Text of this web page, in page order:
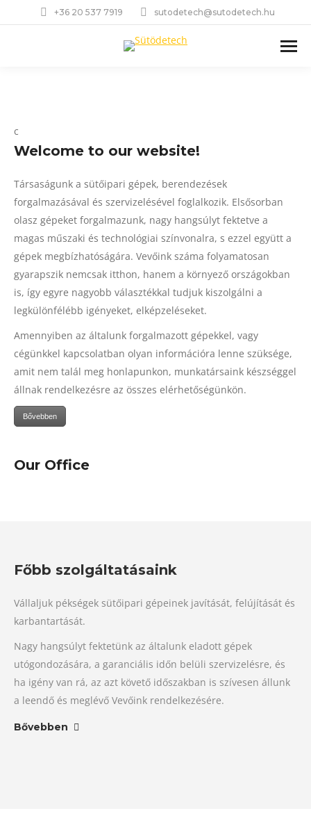
+36 20 537 7919 sutodetech@sutodetech.hu
c
Welcome to our website!
Társaságunk a sütőipari gépek, berendezések
forgalmazásával és szervizelésével foglalkozik. Elsősorban
olasz gépeket forgalmazunk, nagy hangsúlyt fektetve a
magas műszaki és technológiai színvonalra, s ezzel együtt a
gépek megbízhatóságára. Vevőink száma folyamatosan
gyarapszik nemcsak itthon, hanem a környező országokban
is, így egyre nagyobb választékkal tudjuk kiszolgálni a
legkülönfélébb igényeket, elképzeléseket.
Amennyiben az általunk forgalmazott gépekkel, vagy
cégünkkel kapcsolatban olyan információra lenne szüksége,
amit nem talál meg honlapunkon, munkatársaink készséggel
állnak rendelkezésre az összes elérhetőségünkön.
Bővebben
Our Office
Főbb szolgáltatásaink
Vállaljuk pékségek sütőipari gépeinek javítását, felújítását és
karbantartását.
Nagy hangsúlyt fektetünk az általunk eladott gépek
utógondozására, a garanciális időn belüli szervizelésre, és
ha igény van rá, az azt követő időszakban is szívesen állunk
a leendő és meglévő Vevőink rendelkezésére.
Bővebben